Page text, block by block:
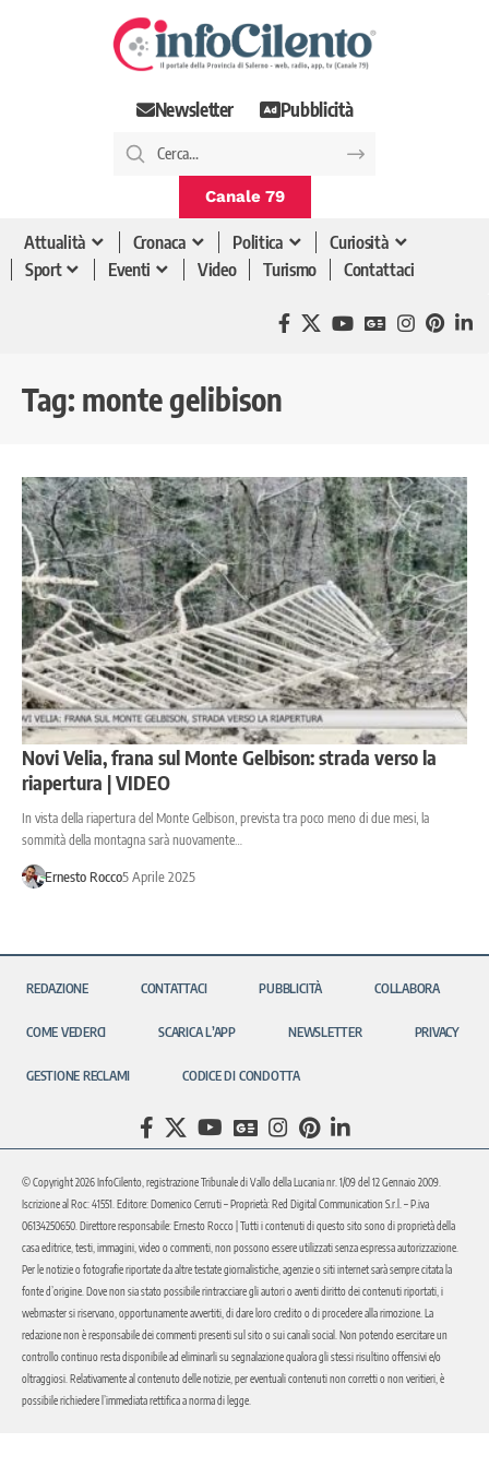
Newsletter Pubblicità
Canale 79
Attualità Cronaca Politica
Curiosità
Sport
Eventi Video Turismo Contattaci
Tag: monte gelibison
Novi Velia, frana sul Monte Gelbison: strada verso la
riapertura | VIDEO
In vista della riapertura del Monte Gelbison, prevista tra poco meno di due mesi, la
sommità della montagna sarà nuovamente…
Ernesto Rocco5 Aprile 2025
REDAZIONE CONTATTACI PUBBLICITÀ COLLABORA
COME VEDERCI SCARICA L’APP NEWSLETTER PRIVACY
GESTIONE RECLAMI CODICE DI CONDOTTA
© Copyright 2026 InfoCilento, registrazione Tribunale di Vallo della Lucania nr. 1/09 del 12 Gennaio 2009.
Iscrizione al Roc: 41551. Editore: Domenico Cerruti – Proprietà: Red Digital Communication S.r.l. – P.iva
06134250650. Direttore responsabile: Ernesto Rocco | Tutti i contenuti di questo sito sono di proprietà della
casa editrice, testi, immagini, video o commenti, non possono essere utilizzati senza espressa autorizzazione.
Per le notizie o fotografie riportate da altre testate giornalistiche, agenzie o siti internet sarà sempre citata la
fonte d’origine. Dove non sia stato possibile rintracciare gli autori o aventi diritto dei contenuti riportati, i
webmaster si riservano, opportunamente avvertiti, di dare loro credito o di procedere alla rimozione. La
redazione non è responsabile dei commenti presenti sul sito o sui canali social. Non potendo esercitare un
controllo continuo resta disponibile ad eliminarli su segnalazione qualora gli stessi risultino offensivi e/o
oltraggiosi. Relativamente al contenuto delle notizie, per eventuali contenuti non corretti o non veritieri, è
possibile richiedere l’immediata rettifica a norma di legge.